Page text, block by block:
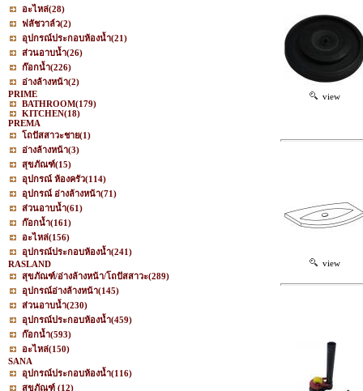
อะไหล่(28)
ฟลัชวาล์ว(2)
อุปกรณ์ประกอบห้องน้ำ(21)
ส่วนอาบน้ำ(26)
ก๊อกน้ำ(226)
อ่างล้างหน้า(2)
PRIME
BATHROOM(179)
KITCHEN(18)
PREMA
โถปัสสาวะชาย(1)
อ่างล้างหน้า(3)
สุขภัณฑ์(15)
อุปกรณ์ ห้องครัว(114)
อุปกรณ์ อ่างล้างหน้า(71)
ส่วนอาบน้ำ(61)
ก๊อกน้ำ(161)
อะไหล่(156)
อุปกรณ์ประกอบห้องน้ำ(241)
RASLAND
สุขภัณฑ์/อ่างล้างหน้า/โถปัสสาวะ(289)
อุปกรณ์อ่างล้างหน้า(145)
ส่วนอาบน้ำ(230)
อุปกรณ์ประกอบห้องน้ำ(459)
ก๊อกน้ำ(593)
อะไหล่(150)
SANA
อุปกรณ์ประกอบห้องน้ำ(116)
สุขภัณฑ์ (12)
view
view